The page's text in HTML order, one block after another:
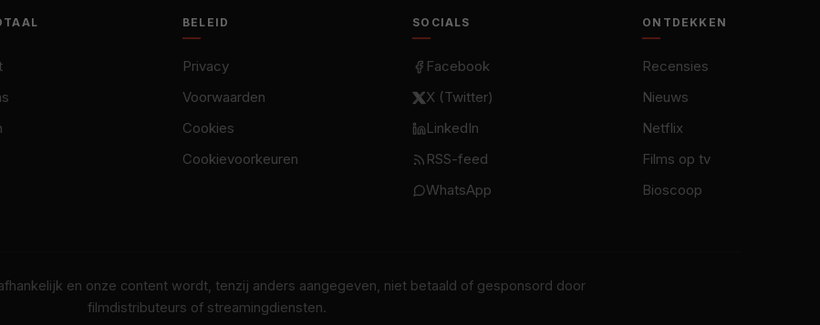
BELEID
Privacy
Voorwaarden
Cookies
Cookievoorkeuren
SOCIALS
Facebook
X (Twitter)
LinkedIn
RSS-feed
WhatsApp
ONTDEKKEN
Recensies
Nieuws
Netflix
Films op tv
Bioscoop
en onze content wordt, tenzij anders aangegeven, niet betaald of gesponsord door
filmdistributeurs of streamingdiensten.